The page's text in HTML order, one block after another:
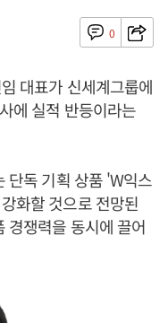
0
대표가 신세계그룹에
에 실적 반등이라는
단독 기획 상품 'W익스
화할 것으로 전망된
경쟁력을 동시에 끌어